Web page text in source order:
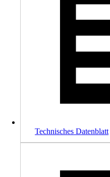
Technisches Datenblatt